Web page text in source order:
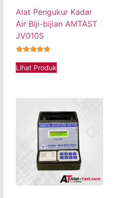
Alat Pengukur Kadar
Air Biji-bijian AMTAST
JV010S
Lihat Produk